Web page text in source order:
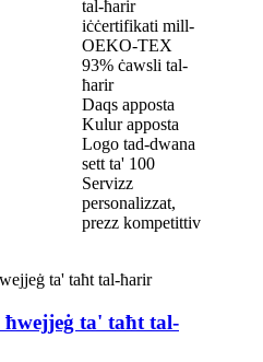
tal-ħarir
iċċertifikati mill-
OEKO-TEX
93% ċawsli tal-
ħarir
Daqs apposta
Kulur apposta
Logo tad-dwana
sett ta' 100
Servizz
personalizzat,
prezz kompetittiv
ta' taħt tal-